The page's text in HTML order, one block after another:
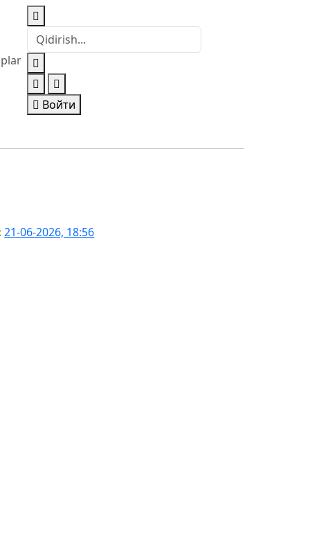
Войти
21-06-2026, 18:56